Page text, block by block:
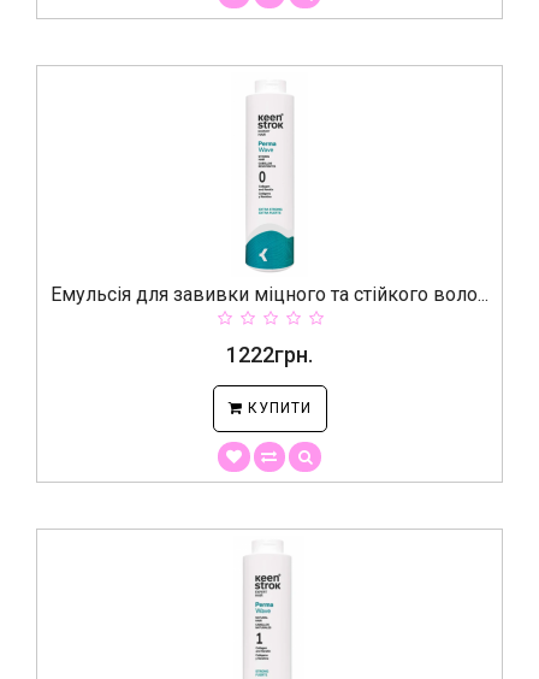
Емульсія для завивки міцного та стійкого воло...
1222грн.
КУПИТИ